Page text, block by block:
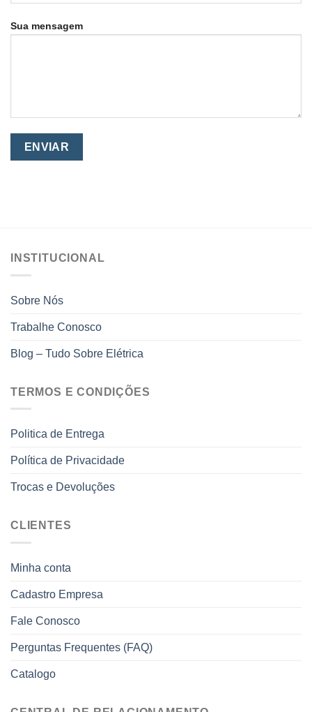
Sua mensagem
INSTITUCIONAL
Sobre Nós
Trabalhe Conosco
Blog – Tudo Sobre Elétrica
TERMOS E CONDIÇÕES
Politica de Entrega
Política de Privacidade
Trocas e Devoluções
CLIENTES
Minha conta
Cadastro Empresa
Fale Conosco
Perguntas Frequentes (FAQ)
Catalogo